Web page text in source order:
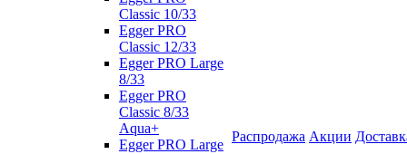
Classic 10/33
Egger PRO
Classic 12/33
Egger PRO Large
8/33
Egger PRO
Classic 8/33
Aqua+
Egger PRO Large
Распродажа Акции